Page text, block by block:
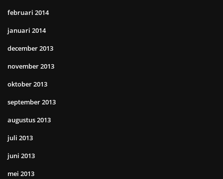
februari 2014
januari 2014
december 2013
november 2013
oktober 2013
september 2013
augustus 2013
juli 2013
juni 2013
mei 2013